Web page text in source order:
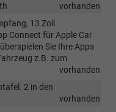
vorhanden
13 Zoll
Connect für Apple Car
Sie Ihre Apps
z.B. zum
vorhanden
2 in den
vorhanden